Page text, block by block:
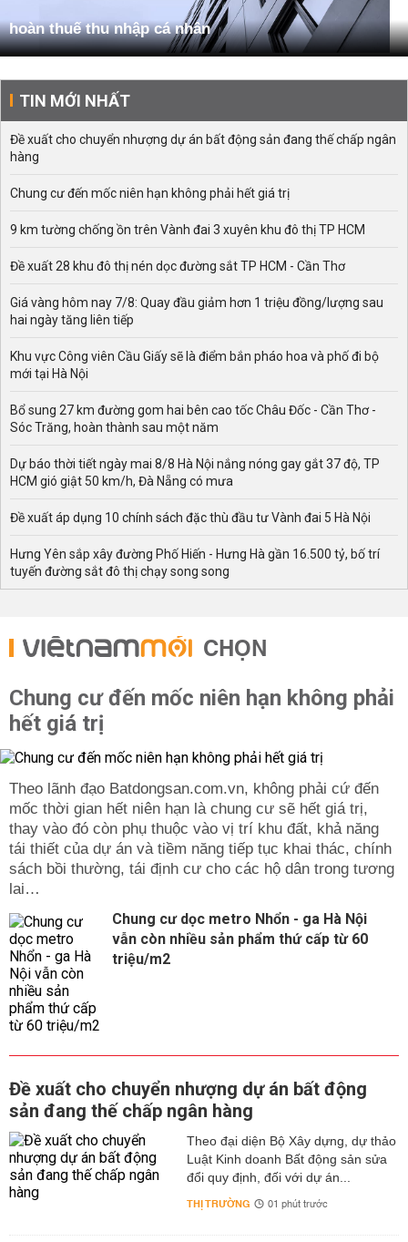
hoàn thuế thu nhập cá nhân
TIN MỚI NHẤT
Đề xuất cho chuyển nhượng dự án bất động sản đang thế chấp ngân
hàng
Chung cư đến mốc niên hạn không phải hết giá trị
9 km tường chống ồn trên Vành đai 3 xuyên khu đô thị TP HCM
Đề xuất 28 khu đô thị nén dọc đường sắt TP HCM - Cần Thơ
Giá vàng hôm nay 7/8: Quay đầu giảm hơn 1 triệu đồng/lượng sau
hai ngày tăng liên tiếp
Khu vực Công viên Cầu Giấy sẽ là điểm bắn pháo hoa và phố đi bộ
mới tại Hà Nội
Bổ sung 27 km đường gom hai bên cao tốc Châu Đốc - Cần Thơ -
Sóc Trăng, hoàn thành sau một năm
Dự báo thời tiết ngày mai 8/8 Hà Nội nắng nóng gay gắt 37 độ, TP
HCM gió giật 50 km/h, Đà Nẵng có mưa
Đề xuất áp dụng 10 chính sách đặc thù đầu tư Vành đai 5 Hà Nội
Hưng Yên sắp xây đường Phố Hiến - Hưng Hà gần 16.500 tỷ, bố trí
tuyến đường sắt đô thị chạy song song
CHỌN
Chung cư đến mốc niên hạn không phải
hết giá trị
Theo lãnh đạo Batdongsan.com.vn, không phải cứ đến
mốc thời gian hết niên hạn là chung cư sẽ hết giá trị,
thay vào đó còn phụ thuộc vào vị trí khu đất, khả năng
tái thiết của dự án và tiềm năng tiếp tục khai thác, chính
sách bồi thường, tái định cư cho các hộ dân trong tương
lai…
Chung cư dọc metro Nhổn - ga Hà Nội
vẫn còn nhiều sản phẩm thứ cấp từ 60
triệu/m2
Đề xuất cho chuyển nhượng dự án bất động
sản đang thế chấp ngân hàng
Theo đại diện Bộ Xây dựng, dự thảo
Luật Kinh doanh Bất động sản sửa
đổi quy định, đối với dự án...
THỊ TRƯỜNG 01 phút trước